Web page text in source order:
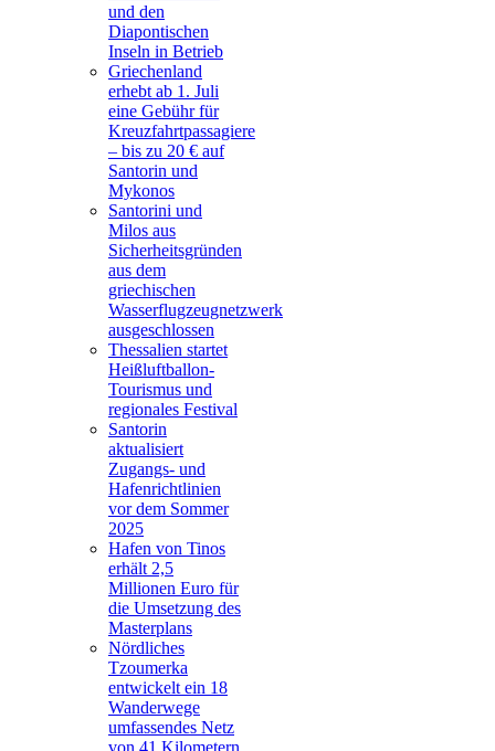
und den
Diapontischen
Inseln in Betrieb
Griechenland
erhebt ab 1. Juli
eine Gebühr für
Kreuzfahrtpassagiere
– bis zu 20 € auf
Santorin und
Mykonos
Santorini und
Milos aus
Sicherheitsgründen
aus dem
griechischen
Wasserflugzeugnetzwerk
ausgeschlossen
Thessalien startet
Heißluftballon-
Tourismus und
regionales Festival
Santorin
aktualisiert
Zugangs- und
Hafenrichtlinien
vor dem Sommer
2025
Hafen von Tinos
erhält 2,5
Millionen Euro für
die Umsetzung des
Masterplans
Nördliches
Tzoumerka
entwickelt ein 18
Wanderwege
umfassendes Netz
von 41 Kilometern